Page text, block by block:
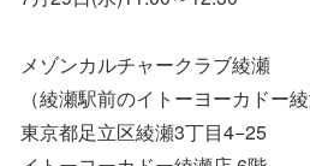
メゾンカルチャークラブ綾瀬
（綾瀬駅前のイトーヨーカドー綾
東京都足立区綾瀬3丁目4−25